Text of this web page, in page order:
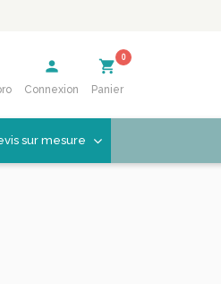
person
Connexion
shopping_cart
0
Panier
sur mesure